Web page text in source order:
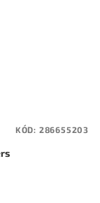
KÓD: 286655203